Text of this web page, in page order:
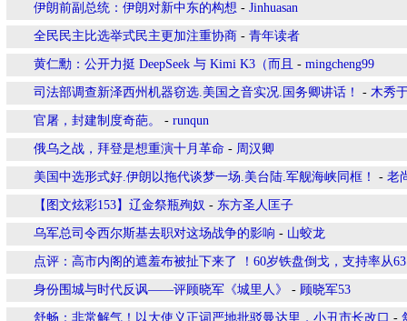
伊朗前副总统：伊朗对新中东的构想 - Jinhuasan
全民民主比选举式民主更加注重协商 - 青年读者
黄仁勳：公开力挺 DeepSeek 与 Kimi K3（而且 - mingcheng99
司法部调查新泽西州机器窃选.美国之音实况.国务卿讲话！ - 木秀
官屠，封建制度奇葩。 - runqun
俄乌之战，拜登是想重演十月革命 - 周汉卿
美国中选形式好.伊朗以拖代谈梦一场.美台陆.军舰海峡同框！ - 老
【图文炫彩153】辽金祭瓶殉奴 - 东方圣人匡子
乌军总司令西尔斯基去职对这场战争的影响 - 山蛟龙
点评：高市内阁的遮羞布被扯下来了 ！60岁铁盘倒戈，支持率从
身份围城与时代反讽——评顾晓军《城里人》 - 顾晓军53
舒畅：非常解气！以大使义正词严地批驳曼达里，小丑市长改口 -